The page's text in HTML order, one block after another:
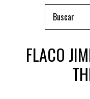
FLACO